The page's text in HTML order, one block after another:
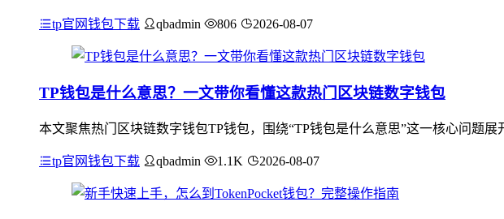
tp官网钱包下载 qbadmin 806 2026-08-07
TP钱包是什么意思？一文带你看懂这款热门区块链数字钱包
本文聚焦热门区块链数字钱包TP钱包，围绕“TP钱包是什么意思”这一核心问题
tp官网钱包下载 qbadmin 1.1K 2026-08-07